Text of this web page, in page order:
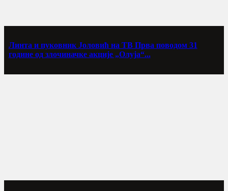
Линта и пуковник Јоловић на ТВ Прва поводом 31
године од злочиначке акције „Олуја“...